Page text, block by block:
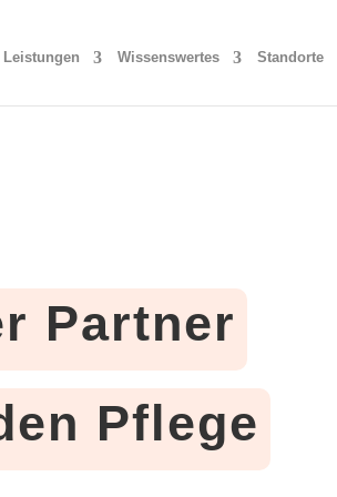
Leistungen Wissenswertes Standorte
Partner
Pflege